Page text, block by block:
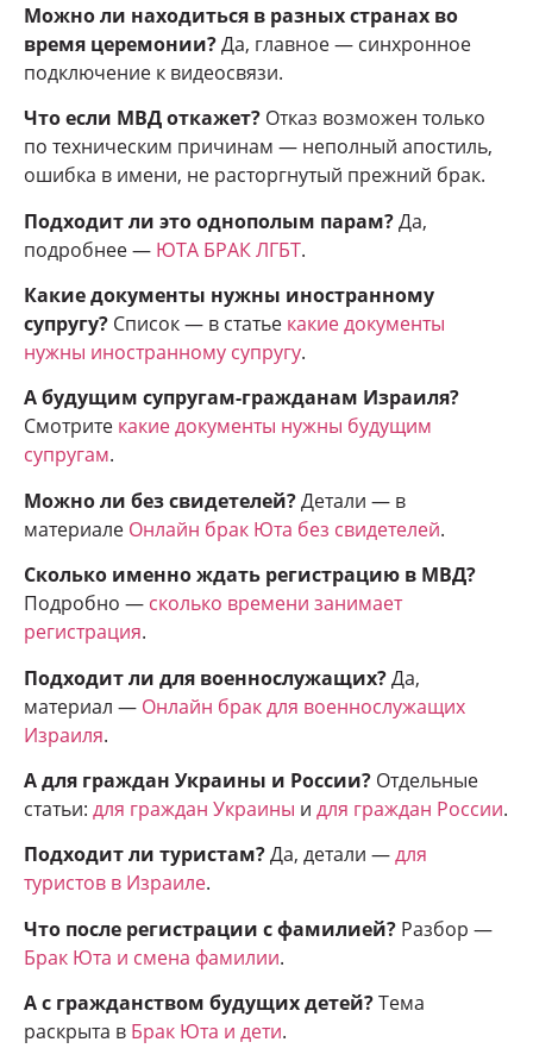
Можно ли находиться в разных странах во
время церемонии?Да, главное — синхронное
подключение к видеосвязи.
Что если МВД откажет? Отказ возможен только
по техническим причинам — неполный апостиль,
ошибка в имени, не расторгнутый прежний брак.
Подходит ли это однополым парам?Да,
подробнее — ЮТА БРАК ЛГБТ.
Какие документы нужны иностранному
супругу? Список — в статье какие документы
нужны иностранному супругу.
А будущим супругам-гражданам Израиля?
Смотрите какие документы нужны будущим
супругам.
Можно ли без свидетелей?Детали — в
материале Онлайн брак Юта без свидетелей.
Сколько именно ждать регистрацию в МВД?
Подробно — сколько времени занимает
регистрация.
Подходит ли для военнослужащих?Да,
материал — Онлайн брак для военнослужащих
Израиля.
А для граждан Украины и России? Отдельные
статьи: для граждан Украины и для граждан России.
Подходит ли туристам?Да, детали —для
туристов в Израиле.
Что после регистрации с фамилией? Разбор —
Брак Юта и смена фамилии.
А с гражданством будущих детей?Тема
раскрыта в Брак Юта и дети.